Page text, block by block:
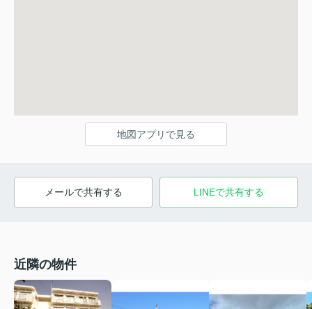
地図アプリで見る
メールで共有する LINEで共有する
近隣の物件